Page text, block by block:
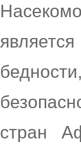
стран